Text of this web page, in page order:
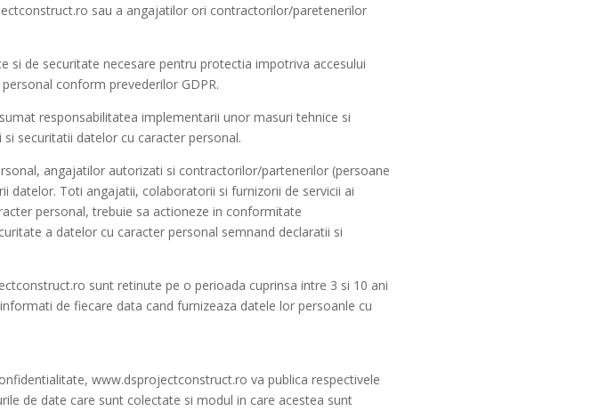
sau a angajatilor ori contractorilor/paretenerilor
de securitate necesare pentru protectia impotriva accesului
conform prevederilor GDPR.
responsabilitatea implementarii unor masuri tehnice si
securitatii datelor cu caracter personal.
angajatilor autorizati si contractorilor/partenerilor (persoane
Toti angajatii, colaboratorii si furnizorii de servicii ai
personal, trebuie sa actioneze in conformitate
a datelor cu caracter personal semnand declaratii si
sunt retinute pe o perioada cuprinsa intre 3 si 10 ani
de fiecare data cand furnizeaza datele lor persoanle cu
www.dsprojectconstruct.ro va publica respectivele
de date care sunt colectate si modul in care acestea sunt